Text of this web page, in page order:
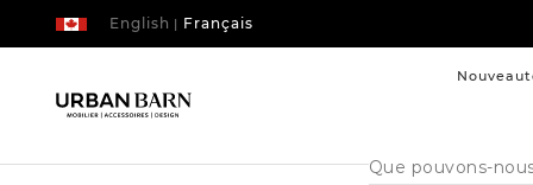
| Français
English
Cataloque
de